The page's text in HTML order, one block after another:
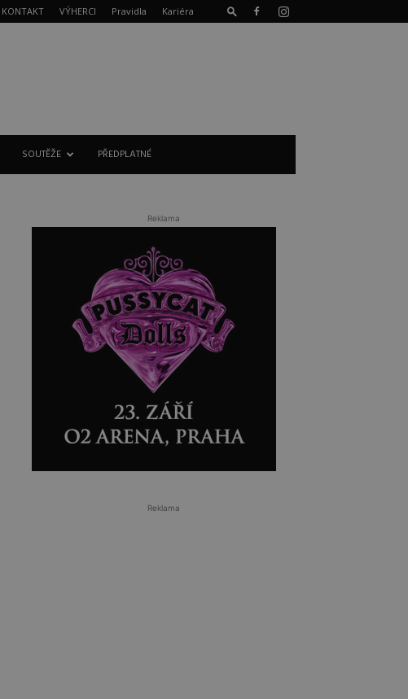
KONTAKT VÝHERCI Pravidla Kariéra
SOUTĚŽE PŘEDPLATNÉ
Reklama
Reklama